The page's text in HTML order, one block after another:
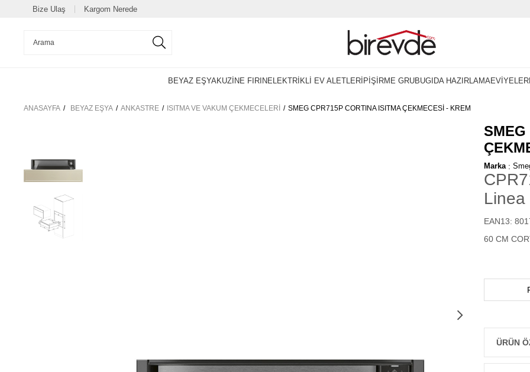
Bize Ulaş Kargom Nerede
BEYAZ EŞYAKUZİNE FIRIN ELEKTRİKLİ EV ALETLERİ PİŞİRME GRUBUGIDA HAZIRLAMAEVİYELER
ANASAYFA BEYAZ EŞYA ANKASTRE ISITMA VE VAKUM ÇEKMECELERI SMEG CPR715P CORTINA ISITMA ÇEKMECESİ - KREM
SMEG
Marka :
Linea
EAN13:
60 CM
ÜRÜN